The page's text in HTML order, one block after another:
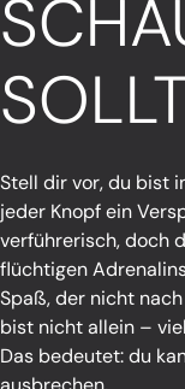
Stell dir vor, du bist
jeder Knopf ein
verführerisch, doch
flüchtigen
Spaß, der nicht
bist nicht allein –
Das bedeutet: du